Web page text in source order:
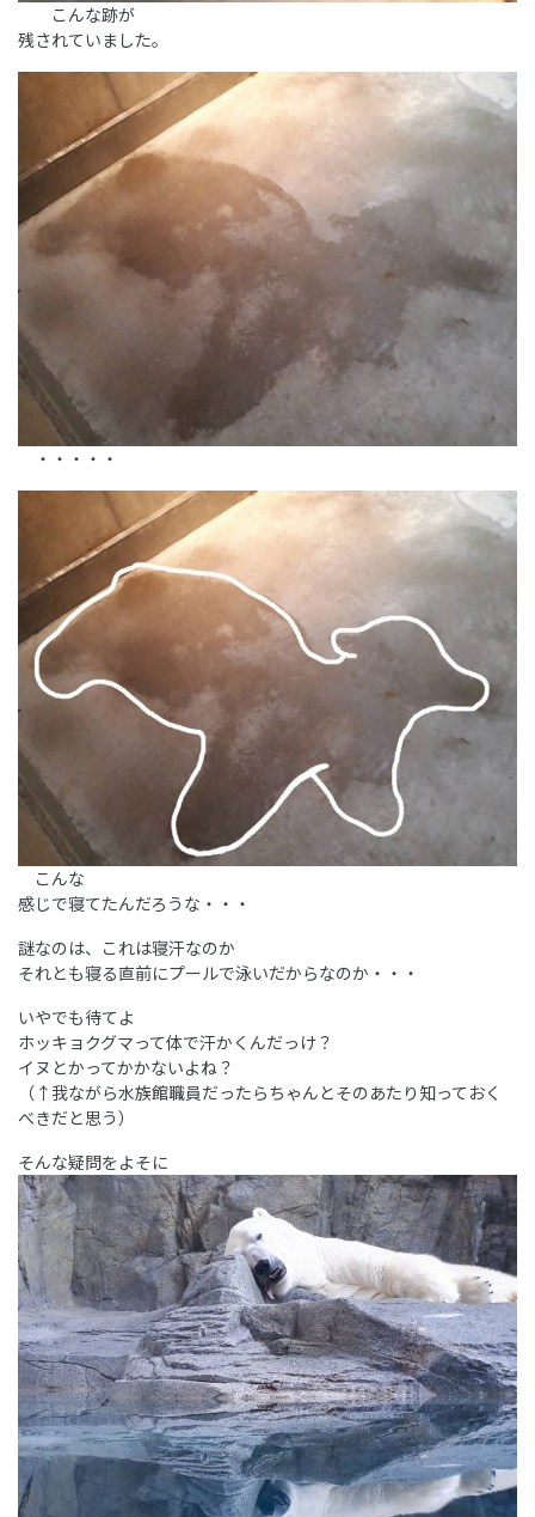
こんな跡が
残されていました。
・・・・・
こんな
感じで寝てたんだろうな・・・
謎なのは、これは寝汗なのか
それとも寝る直前にプールで泳いだからなのか・・・
いやでも待てよ
ホッキョクグマって体で汗かくんだっけ？
イヌとかってかかないよね？
（↑我ながら水族館職員だったらちゃんとそのあたり知っておく
べきだと思う）
そんな疑問をよそに